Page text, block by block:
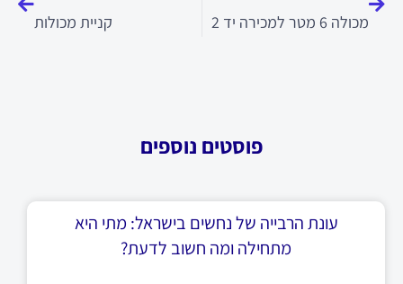
מכולה 6 מטר למכירה יד 2 קניית מכולות
פוסטים נוספים
עונת הרבייה של נחשים בישראל: מתי היא
מתחילה ומה חשוב לדעת?